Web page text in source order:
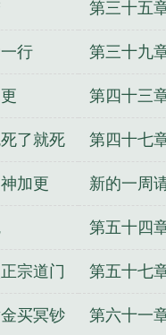
第三十五
视不理
行 第三十九
第四十三
了就死 第四十七
加更 新的一周
第五十四
宗道门 第五十七
买冥钞 第六十一